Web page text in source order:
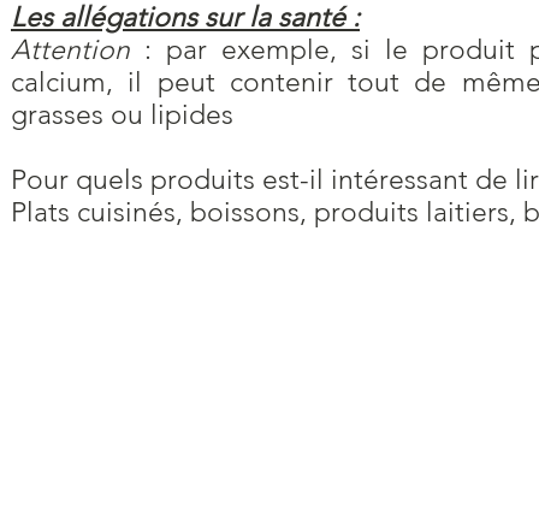
Les allégations sur la santé :
Attention : par exemple, si le produit
calcium, il peut contenir tout de
grasses ou lipides
Pour quels produits est-il intéressant de
Plats cuisinés, boissons, produits laitiers,